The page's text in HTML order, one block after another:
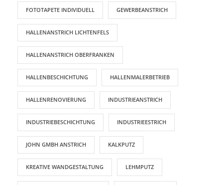
FOTOTAPETE INDIVIDUELL GEWERBEANSTRICH
HALLENANSTRICH LICHTENFELS
HALLENANSTRICH OBERFRANKEN
HALLENBESCHICHTUNG HALLENMALERBETRIEB
HALLENRENOVIERUNG INDUSTRIEANSTRICH
INDUSTRIEBESCHICHTUNG INDUSTRIEESTRICH
JOHN GMBH ANSTRICH KALKPUTZ
KREATIVE WANDGESTALTUNG LEHMPUTZ